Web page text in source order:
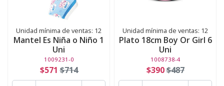
Unidad mínima de ventas: 12
Mantel Es Niña o Niño 1
Uni
1009231-0
$571 $714
Unidad mínima de ventas: 12
Plato 18cm Boy Or Girl 6
Uni
1008738-4
$390$487